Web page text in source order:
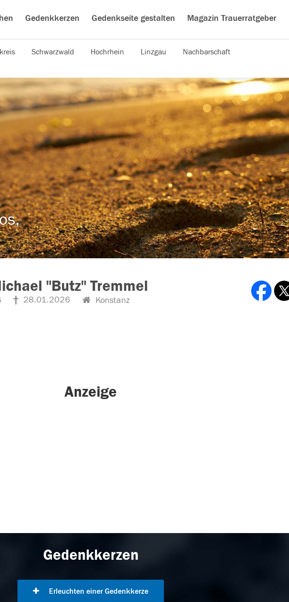
Gedenkkerzen Gedenkseite gestalten Magazin Trauerratgeber
Schwarzwald Hochrhein Linzgau Nachbarschaft
"Butz" Tremmel
28.01.2026 Konstanz
Anzeige
Gedenkkerzen
Erleuchten einer Gedenkkerze